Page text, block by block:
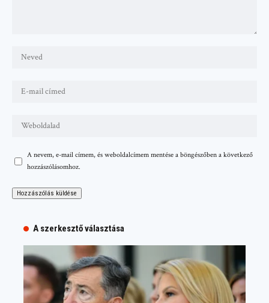
A nevem, e-mail címem, és weboldalcímem mentése a böngészőben a következő
hozzászólásomhoz.
A szerkesztő választása